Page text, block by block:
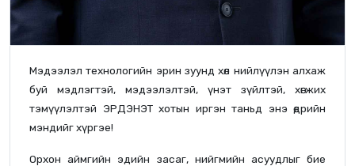
Мэдээлэл технологийн эрин зуунд хөл нийлүүлэн алхаж
буй мэдлэгтэй, мэдээлэлтэй, үнэт зүйлтэй, хөгжих
тэмүүлэлтэй ЭРДЭНЭТ хотын иргэн таньд энэ өдрийн
мэндийг хүргэе!
Орхон аймгийн эдийн засаг, нийгмийн асуудлыг бие